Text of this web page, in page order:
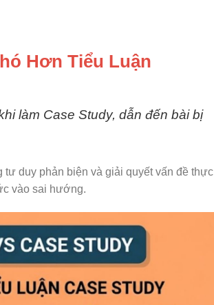
Hơn Tiểu Luận
làm Case Study, dẫn đến bài bị
tư duy phản biện và giải quyết vấn đề thực
vào sai hướng.